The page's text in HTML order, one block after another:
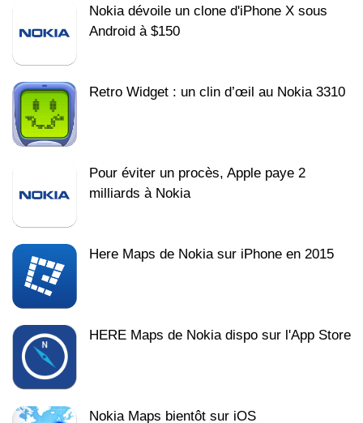
Nokia dévoile un clone d'iPhone X sous
Android à $150
Retro Widget : un clin d’œil au Nokia 3310
Pour éviter un procès, Apple paye 2
milliards à Nokia
Here Maps de Nokia sur iPhone en 2015
HERE Maps de Nokia dispo sur l'App Store
Nokia Maps bientôt sur iOS